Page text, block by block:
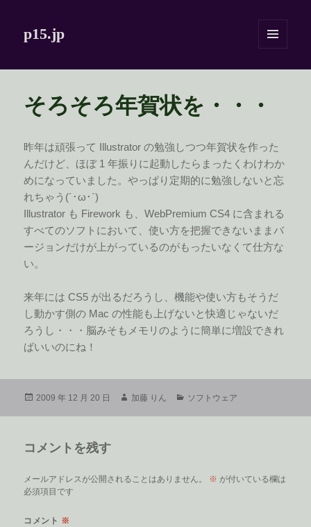
p15.jp
そろそろ年賀状を・・・
昨年は頑張って Illustrator の勉強しつつ年賀状を作った
んだけど、ほぼ 1 年振りに起動したらまったくわけわか
めになっていました。やっぱり定期的に勉強しないと忘
れちゃう(´･ω･`)
Illustrator も Firework も、WebPremium CS4 に含まれる
すべてのソフトにおいて、使い方を把握できないままバ
ージョンだけが上がっているのがもったいなくて仕方な
い。
来年には CS5 が出るだろうし、機能や使い方もそうだ
し動かす側の Mac の性能も上げないと快適じゃないだ
ろうし・・・脳みそもメモリのように簡単に増設できれ
ばいいのにね！
投
2009 年 12 月 20 日
作
加藤 りん
カ
ソフトウェア
コメントを残す
メールアドレスが公開されることはありません。 ※ が付いている欄は
必須項目です
コメント ※